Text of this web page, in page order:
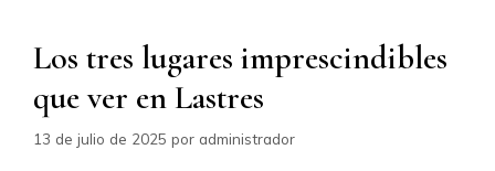
Los tres lugares imprescindibles
que ver en Lastres
13 de julio de 2025 por administrador